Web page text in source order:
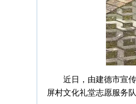
近日，由建德市宣
屏村文化礼堂志愿服务